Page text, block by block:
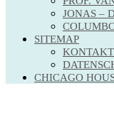
JONAS –
SITEMAP
CHICAGO